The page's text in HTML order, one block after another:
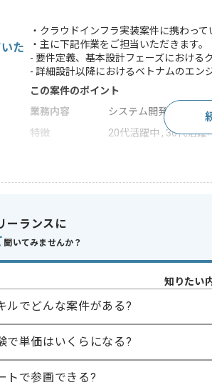
た
・クラウドインフラ実装案件に携わっ
・主に下記作業をご担当いただきます。
- 要件定義、基本設計フェーズにおける
- 詳細設計以降におけるベトナムのエン
この案件のポイント
業務内容
システム開発
特徴
20代活躍中 , 30代活躍
・インフラ観点でのクライアント課題解
・Slack等のコミュニケーションツール
・AWS SolutionArchitectAssociateの資
・AWS SolutionArchitectProfessional
・WEBアプリケーションの開発経験
スキルに不安がある方へ
ーランスに
聞いてみませんか？
知りたい
ルでどんな案件がある?
で単価はいくらになる?
トで参画できる?